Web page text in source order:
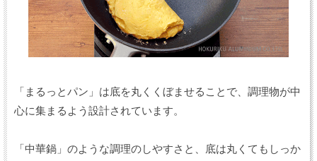
「まるっとパン」は底を丸くくぼませることで、調理物が中
心に集まるよう設計されています。
「中華鍋」のような調理のしやすさと、底は丸くてもしっか